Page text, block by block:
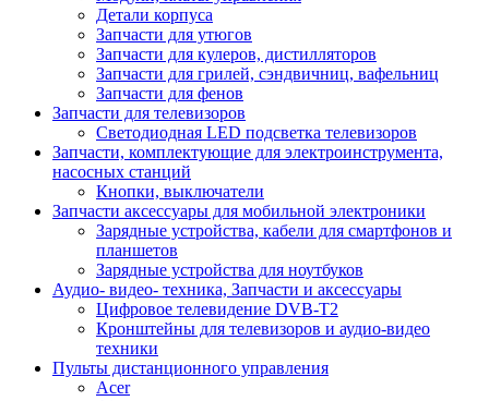
Детали корпуса
Запчасти для утюгов
Запчасти для кулеров, дистилляторов
Запчасти для грилей, сэндвичниц, вафельниц
Запчасти для фенов
Запчасти для телевизоров
Светодиодная LED подсветка телевизоров
Запчасти, комплектующие для электроинструмента,
насосных станций
Кнопки, выключатели
Запчасти аксессуары для мобильной электроники
Зарядные устройства, кабели для смартфонов и
планшетов
Зарядные устройства для ноутбуков
Аудио- видео- техника, Запчасти и аксессуары
Цифровое телевидение DVB-T2
Кронштейны для телевизоров и аудио-видео
техники
Пульты дистанционного управления
Acer